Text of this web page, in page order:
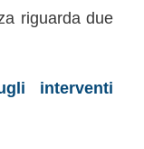
riguarda due
interventi